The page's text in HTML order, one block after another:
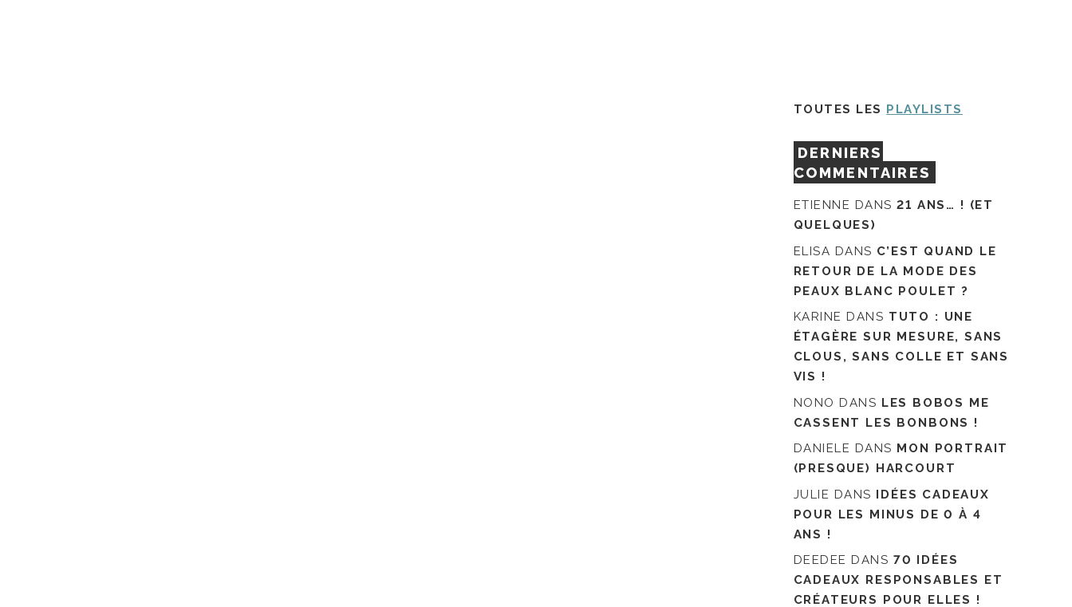
TOUTES LES PLAYLISTS
DERNIERS
COMMENTAIRES
ETIENNE DANS21 ANS… ! (ET
QUELQUES)
ELISA DANS C’EST QUAND LE
RETOUR DE LA MODE DES
PEAUX BLANC POULET ?
KARINE DANS TUTO : UNE
ÉTAGÈRE SUR MESURE, SANS
CLOUS, SANS COLLE ET SANS
VIS !
NONO DANS LES BOBOS ME
CASSENT LES BONBONS !
DANIELE DANS MON PORTRAIT
(PRESQUE) HARCOURT
JULIE DANS IDÉES CADEAUX
POUR LES MINUS DE 0 À 4
ANS !
DEEDEE DANS 70 IDÉES
CADEAUX RESPONSABLES ET
CRÉATEURS POUR ELLES !